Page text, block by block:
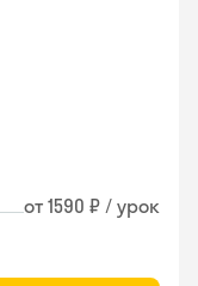
от 1590 ₽ / урок